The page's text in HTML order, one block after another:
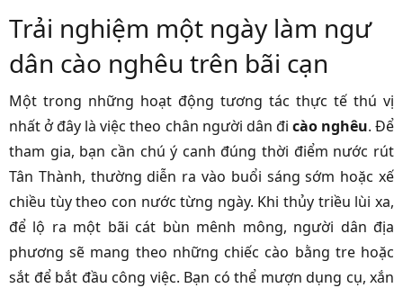
Trải nghiệm một ngày làm ngư
dân cào nghêu trên bãi cạn
Một trong những hoạt động tương tác thực tế thú vị
nhất ở đây là việc theo chân người dân đi cào nghêu. Để
tham gia, bạn cần chú ý canh đúng thời điểm nước rút
Tân Thành, thường diễn ra vào buổi sáng sớm hoặc xế
chiều tùy theo con nước từng ngày. Khi thủy triều lùi xa,
để lộ ra một bãi cát bùn mênh mông, người dân địa
phương sẽ mang theo những chiếc cào bằng tre hoặc
sắt để bắt đầu công việc. Bạn có thể mượn dụng cụ, xắn